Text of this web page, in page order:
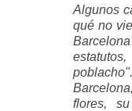
Algunos
qué no
flores,